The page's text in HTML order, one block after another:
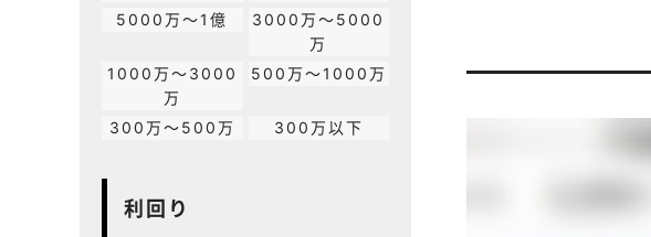
5000万～1億
3000万～5000
万
1000万～3000
万
500万～1000万
300万～500万 300万以下
利回り